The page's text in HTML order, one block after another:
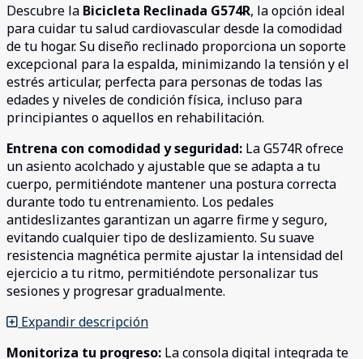
Descubre la Bicicleta Reclinada G574R, la opción ideal
para cuidar tu salud cardiovascular desde la comodidad
de tu hogar. Su diseño reclinado proporciona un soporte
excepcional para la espalda, minimizando la tensión y el
estrés articular, perfecta para personas de todas las
edades y niveles de condición física, incluso para
principiantes o aquellos en rehabilitación.
Entrena con comodidad y seguridad: La G574R ofrece
un asiento acolchado y ajustable que se adapta a tu
cuerpo, permitiéndote mantener una postura correcta
durante todo tu entrenamiento. Los pedales
antideslizantes garantizan un agarre firme y seguro,
evitando cualquier tipo de deslizamiento. Su suave
resistencia magnética permite ajustar la intensidad del
ejercicio a tu ritmo, permitiéndote personalizar tus
sesiones y progresar gradualmente.
Expandir descripción
Monitoriza tu progreso: La consola digital integrada te